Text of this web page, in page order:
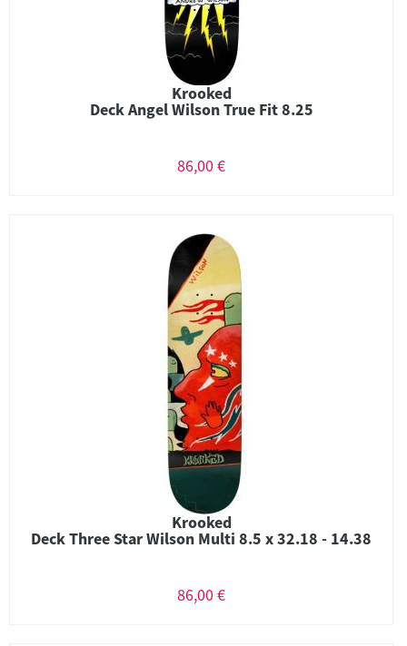
Krooked
Deck Angel Wilson True Fit 8.25
86,00 €
Krooked
Deck Three Star Wilson Multi 8.5 x 32.18 - 14.38
86,00 €